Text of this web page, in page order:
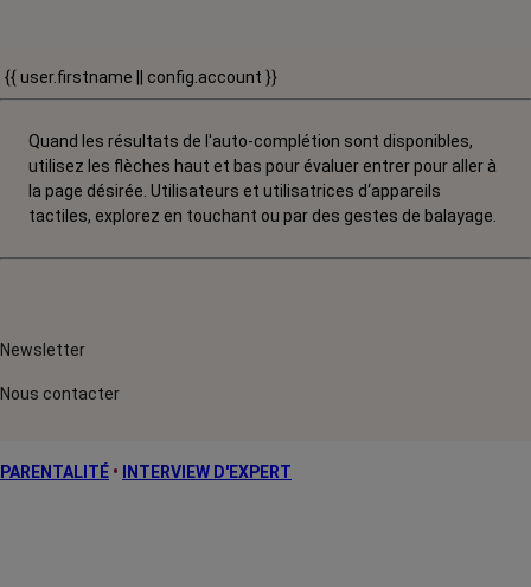
{{ user.firstname || config.account }}
Quand les résultats de l'auto-complétion sont disponibles,
utilisez les flèches haut et bas pour évaluer entrer pour aller à
la page désirée. Utilisateurs et utilisatrices d‘appareils
tactiles, explorez en touchant ou par des gestes de balayage.
Newsletter
Nous contacter
PARENTALITÉ • INTERVIEW D'EXPERT